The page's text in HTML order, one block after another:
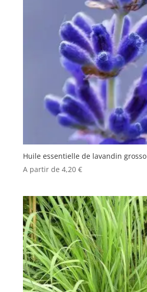
Huile essentielle de lavandin grosso
A partir de 4,20 €